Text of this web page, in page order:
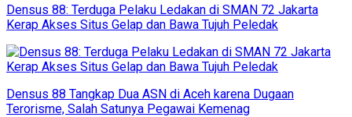
Densus 88: Terduga Pelaku Ledakan di SMAN 72 Jakarta
Kerap Akses Situs Gelap dan Bawa Tujuh Peledak
Densus 88 Tangkap Dua ASN di Aceh karena Dugaan
Terorisme, Salah Satunya Pegawai Kemenag